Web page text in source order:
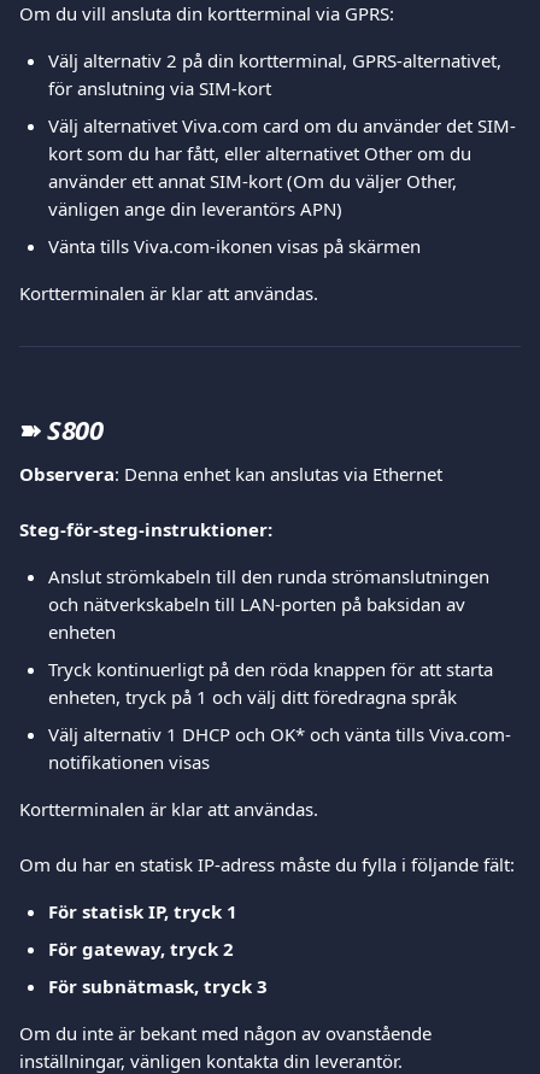
Om du vill ansluta din kortterminal via GPRS:
Välj alternativ 2 på din kortterminal, GPRS-alternativet,
för anslutning via SIM-kort
Välj alternativet Viva.com card om du använder det SIM-
kort som du har fått, eller alternativet Other om du
använder ett annat SIM-kort (Om du väljer Other,
vänligen ange din leverantörs APN)
Vänta tills Viva.com-ikonen visas på skärmen
Kortterminalen är klar att användas.
➽S800
Observera: Denna enhet kan anslutas via Ethernet
Steg-för-steg-instruktioner:
Anslut strömkabeln till den runda strömanslutningen
och nätverkskabeln till LAN-porten på baksidan av
enheten
Tryck kontinuerligt på den röda knappen för att starta
enheten, tryck på 1 och välj ditt föredragna språk
Välj alternativ 1 DHCP och OK* och vänta tills Viva.com-
notifikationen visas
Kortterminalen är klar att användas.
Om du har en statisk IP-adress måste du fylla i följande fält:
För statisk IP, tryck 1
För gateway, tryck 2
För subnätmask, tryck 3
Om du inte är bekant med någon av ovanstående
inställningar, vänligen kontakta din leverantör.